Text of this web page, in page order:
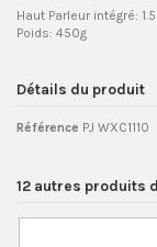
Haut Parleur intégré:
Poids: 450g
Détails du produit
Référence PJ WXC1110
12 autres produits